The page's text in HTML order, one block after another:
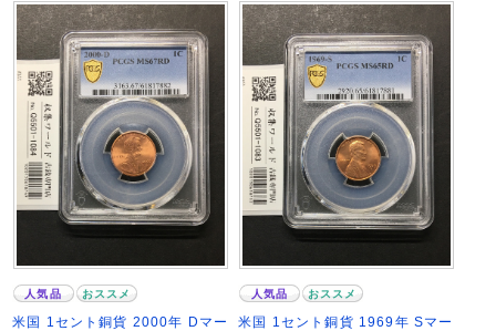
人気品 おススメ
米国 1セント銅貨 2000年 Dマー
人気品 おススメ
米国 1セント銅貨 1969年 Sマー